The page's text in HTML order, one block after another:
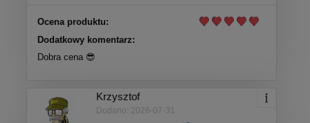
Ocena produktu:
Dodatkowy komentarz:
Dobra cena 😎
Krzysztof
Dodano: 2026-07-31